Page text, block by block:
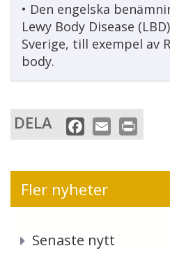
• Den engelska
Lewy Body Disease
Sverige, till exempel av
body.
DELA
a
b
m
r
Fler nyheter
Senaste nytt